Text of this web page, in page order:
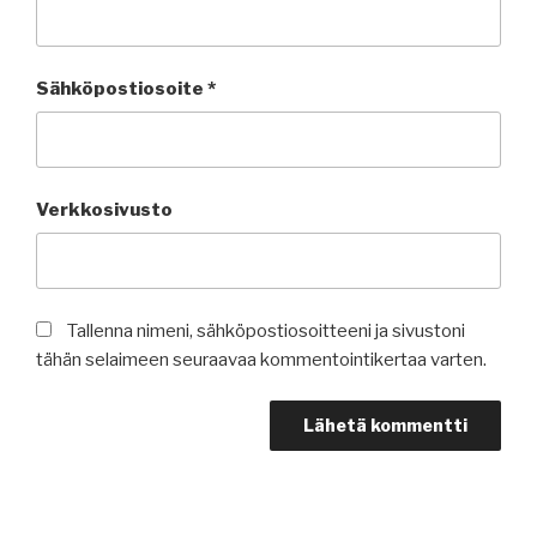
Sähköpostiosoite *
Verkkosivusto
Tallenna nimeni, sähköpostiosoitteeni ja sivustoni
tähän selaimeen seuraavaa kommentointikertaa varten.